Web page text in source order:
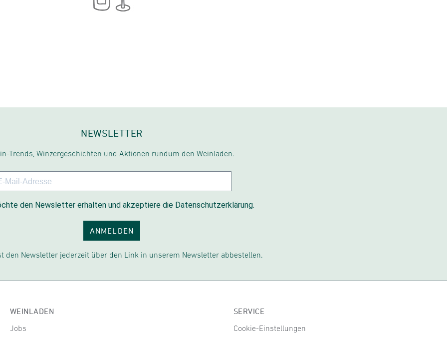
NEWSLETTER
Trends, Winzergeschichten und Aktionen rundum den Weinladen.
den Newsletter erhalten und akzeptiere die Datenschutzerklärung.
ANMELDEN
den Newsletter jederzeit über den Link in unserem Newsletter abbestellen.
WEINLADEN
Jobs
SERVICE
Cookie-Einstellungen